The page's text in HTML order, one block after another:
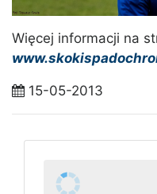
Więcej informacji na
15-05-2013